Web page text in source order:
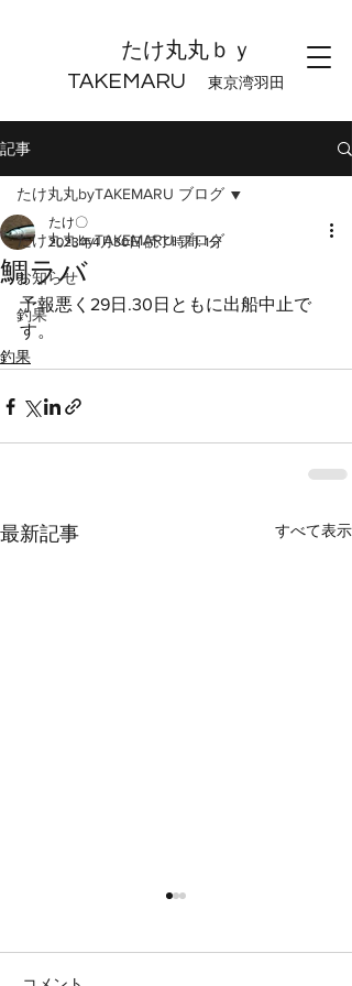
たけ丸丸ｂｙ
TAKEMARU
東京湾羽田
記事
たけ丸丸byTAKEMARU ブログ
お知らせ
釣果
たけ丸丸byTAKEMARU ブログ
鯛ラバ
たけ〇
2023年4月30日 読了時間: 1分
予報悪く29日.30日ともに出船中止で
す。
釣果
最新記事 すべて表示
本日の釣果 マダイ ０枚 他、